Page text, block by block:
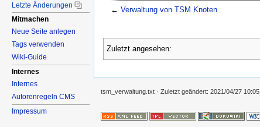
← Verwaltung von TSM Knoten
Zuletzt angesehen:
Letzte Änderungen
Mitmachen
Neue Seite anlegen
Tags verwenden
Wiki-Guide
Internes
Internes
Autorenregeln CMS
Impressum
tsm_verwaltung.txt · Zuletzt geändert: 2021/04/27 10:05